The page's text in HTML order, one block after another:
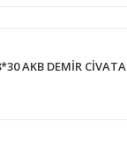
AKB DEMİR CİVATA